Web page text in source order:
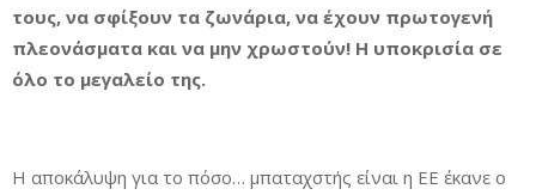
τους, να σφίξουν τα ζωνάρια, να έχουν πρωτογενή
πλεονάσματα και να μην χρωστούν! Η υποκρισία σε
όλο το μεγαλείο της.
Η αποκάλυψη για το πόσο… μπαταχστής είναι η ΕΕ έκανε ο